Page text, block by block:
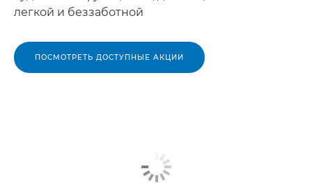
легкой и беззаботной
ПОСМОТРЕТЬ ДОСТУПНЫЕ АКЦИИ